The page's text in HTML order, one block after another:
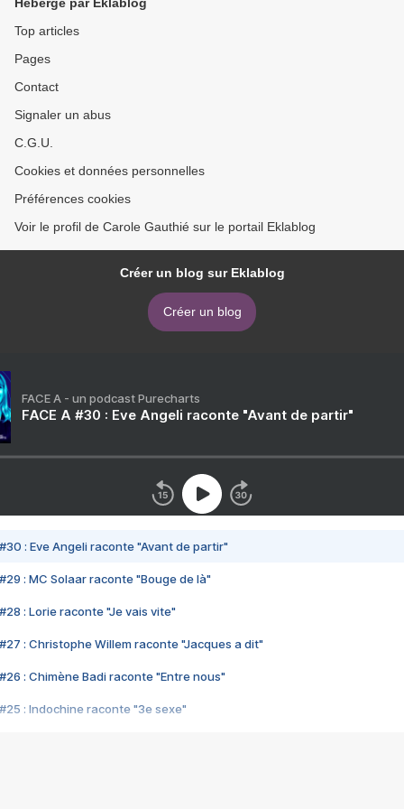
Top articles
Pages
Contact
Signaler un abus
C.G.U.
Cookies et données personnelles
Préférences cookies
Voir le profil de Carole Gauthié sur le portail Eklablog
Créer un blog sur Eklablog
Créer un blog
FACE A - un podcast Purecharts
FACE A #30 : Eve Angeli raconte "Avant de partir"
#30 : Eve Angeli raconte "Avant de partir"
#29 : MC Solaar raconte "Bouge de là"
#28 : Lorie raconte "Je vais vite"
#27 : Christophe Willem raconte "Jacques a dit"
#26 : Chimène Badi raconte "Entre nous"
#25 : Indochine raconte "3e sexe"